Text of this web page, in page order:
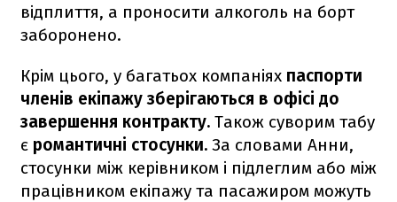
відплиття, а проносити алкоголь на борт
заборонено.
Крім цього, у багатьох компаніях паспорти
членів екіпажу зберігаються в офісі до
завершення контракту. Також суворим табу
є романтичні стосунки. За словами Анни,
стосунки між керівником і підлеглим або між
працівником екіпажу та пасажиром можуть